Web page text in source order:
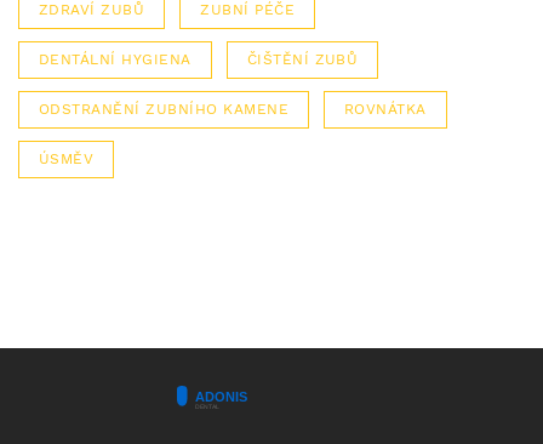
ZDRAVÍ ZUBŮ ZUBNÍ PÉČE
DENTÁLNÍ HYGIENA ČIŠTĚNÍ ZUBŮ
ODSTRANĚNÍ ZUBNÍHO KAMENE ROVNÁTKA
ÚSMĚV